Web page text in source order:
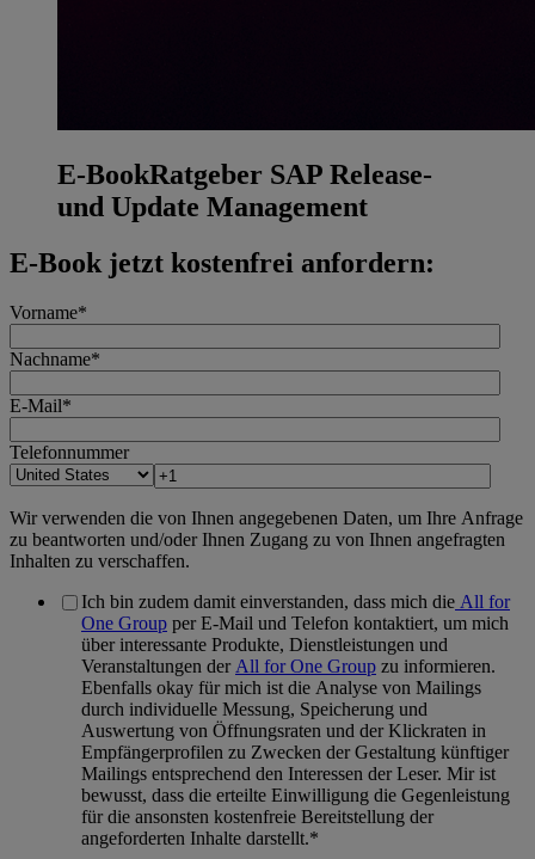
E-BookRatgeber SAP Release-
und Update Management
E-Book jetzt kostenfrei anfordern:
Vorname*
Nachname*
E-Mail*
Telefonnummer
Wir verwenden die von Ihnen angegebenen Daten, um Ihre Anfrage
zu beantworten und/oder Ihnen Zugang zu von Ihnen angefragten
Inhalten zu verschaffen.
Ich bin zudem damit einverstanden, dass mich die All for
One Group
über interessante Produkte, Dienstleistungen und
Veranstaltungen derAll for One Group
Ebenfalls okay für mich ist die Analyse von Mailings
durch individuelle Messung, Speicherung und
Auswertung von Öffnungsraten und der Klickraten in
Empfängerprofilen zu Zwecken der Gestaltung künftiger
Mailings entsprechend den Interessen der Leser. Mir ist
bewusst, dass die erteilte Einwilligung die Gegenleistung
für die ansonsten kostenfreie Bereitstellung der
angeforderten Inhalte darstellt.*